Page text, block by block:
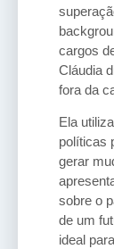
cargos
Cláudia
fora da
Ela
políticas
gerar
sobre o
de um
ideal